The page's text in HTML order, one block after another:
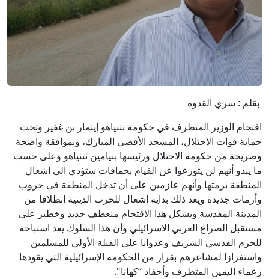
بقلم : سري القدوة
اقتحام الوزير المتطرف في حكومة نتنياهو إيتمار بن غفير وتحت
حماية قوات الاحتلال، المسجد الأقصى المبارك، وبموافقة واضحة
وصريحة من حكومة الاحتلال ورئيسها بنيامين نتنياهو وعلى حسب
ما يبدو أنهم لن يتورعوا عن القيام بحماقات ستؤدي الى اشعال
المنطقة برمتها وأنهم عازمين على أن تدخل المنطقة في حروب
وأزمات جديدة ويعد ذلك بداية إشعال للحرب الدينية انطلاقا من
المدينة المقدسة ويشكل هذا الاقتحام منعطف جديد وخطير على
مستقبل الصراع العربي الاسرائيلي وأن هذا السلوك يعد استباحة
للحرم القدسي الشريف وعدوانا على القبلة الأولى للمسلمين
واستفزازا لمشاعرهم بقرار من الحكومة الإسرائيلية التي يقودها
زعماء اليمين المتطرف وأحفاد “كهانا".